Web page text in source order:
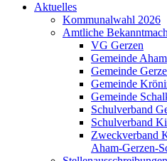
Aktuelles
Kommunalwahl 2026
Amtliche
VG Gerzen
Gemeinde Aham
Gemeinde
Gemeinde
Gemeinde
Schulverband
Schulverband
Zweckverband
Aham-Gerzen-